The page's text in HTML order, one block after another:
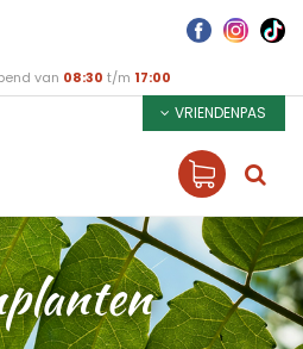
van 08:30 t/m 17:00
VRIENDENPAS